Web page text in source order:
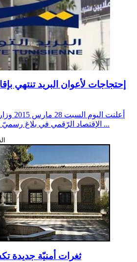
إحتجاجات لأعوان البريد تنتهي
أعلنت
الإقتصاد الرّقمي في بلاغ رسميّ صادر لها أنّها في طور تط ...
ثغرات أمنيّة جديدة